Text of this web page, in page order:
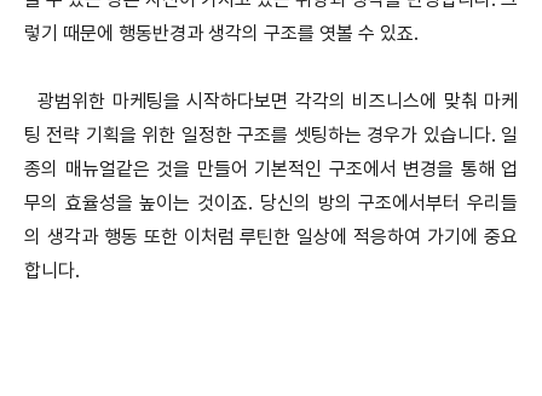
렇기 때문에 행동반경과 생각의 구조를 엿볼 수 있죠.
광범위한 마케팅을 시작하다보면 각각의 비즈니스에 맞춰 마케
팅 전략 기획을 위한 일정한 구조를 셋팅하는 경우가 있습니다. 일
종의 매뉴얼같은 것을 만들어 기본적인 구조에서 변경을 통해 업
무의 효율성을 높이는 것이죠. 당신의 방의 구조에서부터 우리들
의 생각과 행동 또한 이처럼 루틴한 일상에 적응하여 가기에 중요
합니다.